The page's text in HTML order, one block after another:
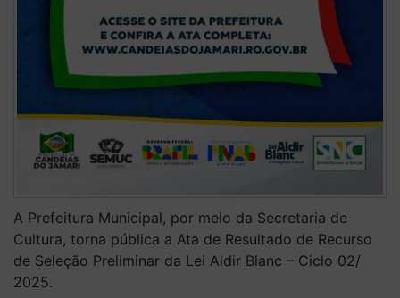
A Prefeitura Municipal, por meio da Secretaria de
Cultura, torna pública a Ata de Resultado de Recurso
de Seleção Preliminar da Lei Aldir Blanc – Ciclo 02/
2025.